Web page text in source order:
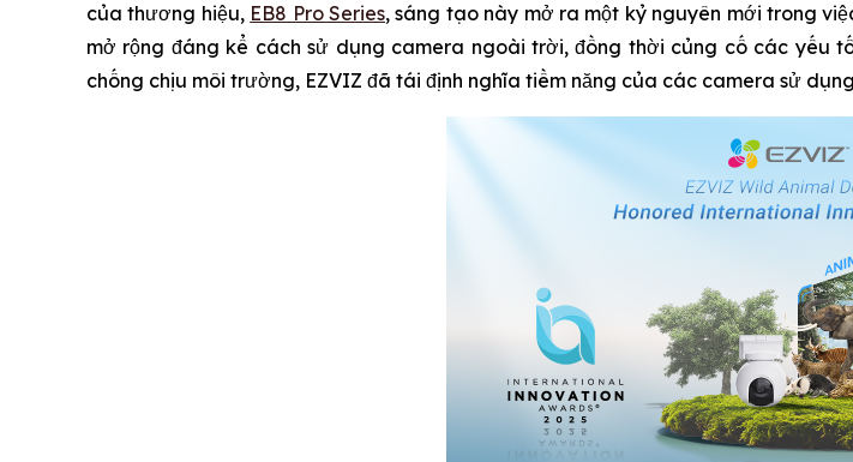
của thương hiệu, EB8 Pro Series, sáng tạo này mở ra một kỷ nguyên mới trong
mở rộng đáng kể cách sử dụng camera ngoài trời, đồng thời củng cố các yếu
chống chịu môi trường, EZVIZ đã tái định nghĩa tiềm năng của các camera sử